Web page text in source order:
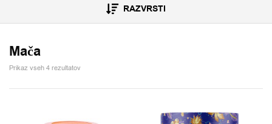
RAZVRSTI
Mača
Prikaz vseh 4 rezultatov